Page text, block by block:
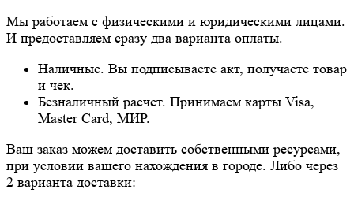
Мы работаем с физическими и юридическими лицами.
И предоставляем сразу два варианта оплаты.
Наличные. Вы подписываете акт, получаете товар
и чек.
Безналичный расчет. Принимаем карты Visa,
Master Card, МИР.
Ваш заказ можем доставить собственными ресурсами,
при условии вашего нахождения в городе. Либо через
2 варианта доставки: